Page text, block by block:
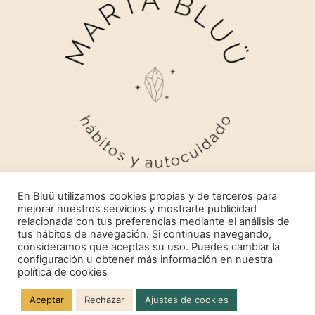
MARTA BLUÜ 2024
DISEÑO Y DESARROLLO: BIZKITS
En Bluü utilizamos cookies propias y de terceros para
mejorar nuestros servicios y mostrarte publicidad
relacionada con tus preferencias mediante el análisis de
tus hábitos de navegación. Si continuas navegando,
consideramos que aceptas su uso. Puedes cambiar la
configuración u obtener más información en nuestra
política de cookies
Aceptar Rechazar Ajustes de cookies